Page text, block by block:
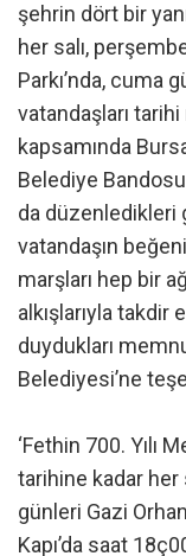
şehrin dört bir
her salı,
Parkı’nda, cuma
vatandaşları
kapsamında
Belediye
da düzenledikleri
vatandaşın
marşları hep bir
alkışlarıyla takdir
duydukları
Belediyesi’ne
‘Fethin 700. Yılı
tarihine kadar her
günleri Gazi
Kapı’da saat